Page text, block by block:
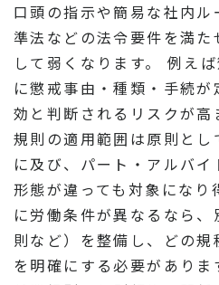
口頭の指示や簡易な社内
準法などの法令要件を満た
して弱くなります。 例え
に懲戒事由・種類・手続
効と判断されるリスクが
規則の適用範囲は原則と
に及び、パート・アルバ
形態が違っても対象になり
に労働条件が異なるなら
則など）を整備し、どの
を明確にする必要があり